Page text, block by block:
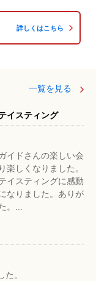
詳しくはこちら
一覧を見る
イスティング
イドさんの楽しい会
楽しくなりました。
イスティングに感動
なりました。ありが
。...
。